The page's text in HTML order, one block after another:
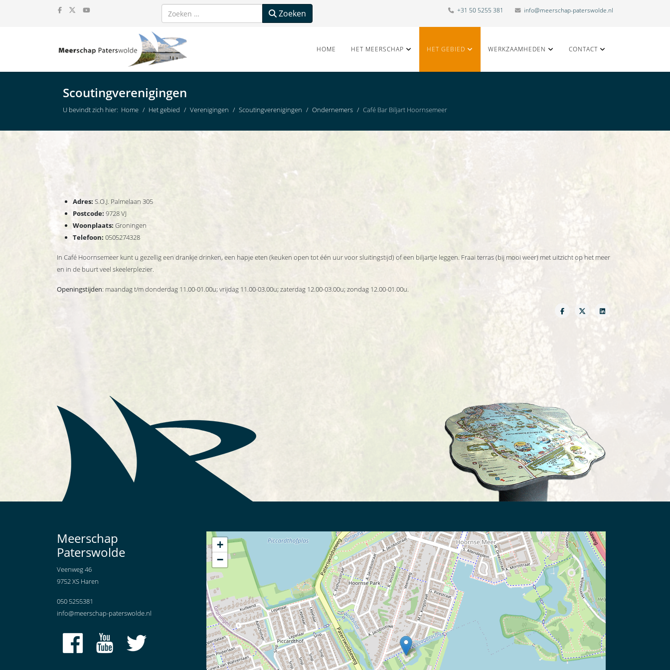
Zoeken Zoeken +31 50 5255 381 info@meerschap-paterswolde.nl
HOME HET MEERSCHAP HET GEBIED WERKZAAMHEDEN CONTACT
Scoutingverenigingen
U bevindt zich hier: Home Het gebied Verenigingen Scoutingverenigingen Ondernemers Café Bar Biljart Hoornsemeer
Adres: S.O.J. Palmelaan 305
Postcode: 9728 VJ
Woonplaats: Groningen
Telefoon: 0505274328
In Café Hoornsemeer kunt u gezellig een drankje drinken, een hapje eten (keuken open tot één uur voor sluitingstijd) of een biljartje leggen. Fraai terras (bij mooi weer) met uitzicht op het meer
en in de buurt veel skeelerplezier.
Openingstijden: maandag t/m donderdag 11.00-01.00u; vrijdag 11.00-03.00u; zaterdag 12.00-03.00u; zondag 12.00-01.00u.
Meerschap
Paterswolde
Veenweg 46
9752 XS Haren
050 5255381
info@meerschap-paterswolde.nl
+
−